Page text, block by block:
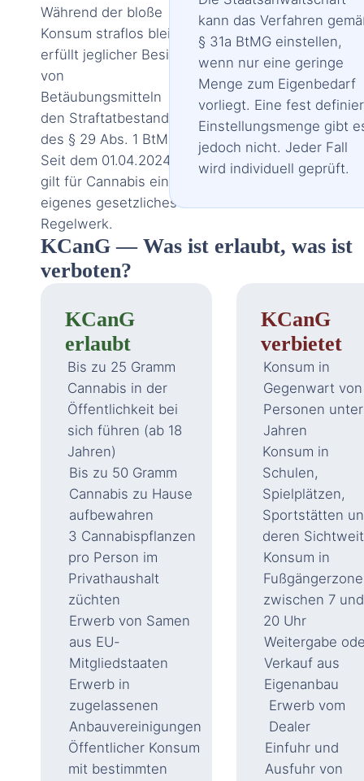
Während der bloße
Konsum straflos bleibt,
erfüllt jeglicher Besitz
von
Betäubungsmitteln
den Straftatbestand
des § 29 Abs. 1 BtMG.
Seit dem 01.04.2024
gilt für Cannabis ein
eigenes gesetzliches
Regelwerk.
kann das Verfahren
§ 31a BtMG einstellen,
wenn nur eine geringe
Menge zum Eigenbedarf
vorliegt. Eine fest
Einstellungsmenge gibt
jedoch nicht. Jeder Fall
wird individuell geprüft.
KCanG — Was ist erlaubt, was ist
verboten?
KCanG
erlaubt
Bis zu 25 Gramm
Cannabis in der
Öffentlichkeit bei
sich führen (ab 18
Jahren)
Bis zu 50 Gramm
Cannabis zu Hause
aufbewahren
3 Cannabispflanzen
pro Person im
Privathaushalt
züchten
Erwerb von Samen
aus EU-
Mitgliedstaaten
Erwerb in
zugelassenen
Anbauvereinigungen
Öffentlicher Konsum
mit bestimmten
KCanG
verbietet
Konsum in
Gegenwart von
Personen
Jahren
Konsum in
Schulen,
Spielplätzen,
Sportstätten
deren
Konsum in
zwischen 7 und
20 Uhr
Weitergabe
Verkauf aus
Eigenanbau
Erwerb vom
Dealer
Einfuhr und
Ausfuhr von